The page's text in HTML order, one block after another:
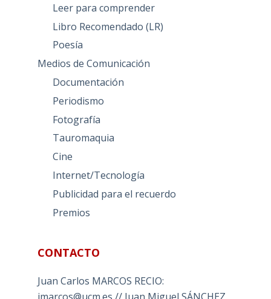
Leer para comprender
Libro Recomendado (LR)
Poesía
Medios de Comunicación
Documentación
Periodismo
Fotografía
Tauromaquia
Cine
Internet/Tecnología
Publicidad para el recuerdo
Premios
CONTACTO
Juan Carlos MARCOS RECIO: